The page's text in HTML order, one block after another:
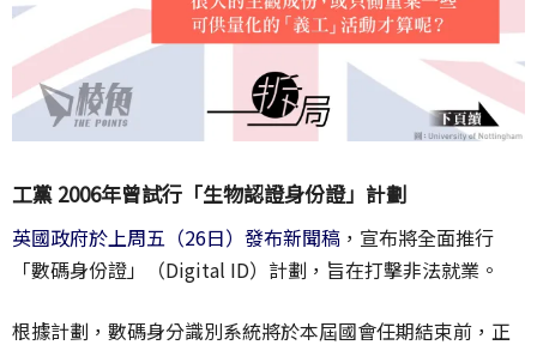
工黨 2006年曾試行「生物認證身份證」計劃
英國政府於上周五（26日）發布新聞稿 ，宣布將全面推行
「數碼身份證」（Digital ID）計劃，旨在打擊非法就業。
根據計劃，數碼身分識別系統將於本屆國會任期結束前，正